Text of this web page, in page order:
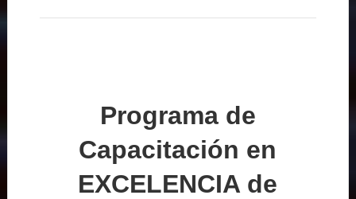
Programa de
Capacitación en
EXCELENCIA de